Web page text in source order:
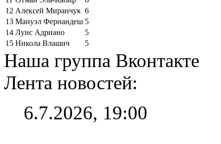
12 Алексей Миранчук 6
13 Мануэл Фернандеш 5
14 Луис Адриано
5
15 Никола Влашич 5
Наша группа Вконтакте
Лента новостей:
6.7.2026, 19:00